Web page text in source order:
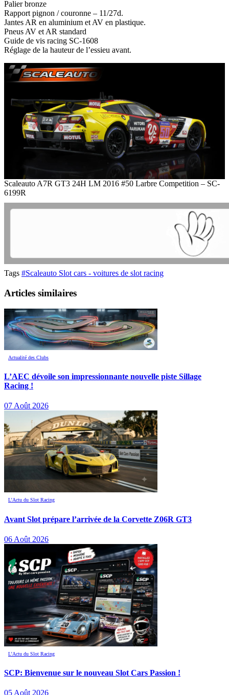
Palier bronze
Rapport pignon / couronne – 11/27d.
Jantes AR en aluminium et AV en plastique.
Pneus AV et AR standard
Guide de vis racing SC-1608
Réglage de la hauteur de l’essieu avant.
Scaleauto A7R GT3 24H LM 2016 #50 Larbre Competition – SC-
6199R
Tags #Scaleauto Slot cars - voitures de slot racing
Articles similaires
Actualité des Clubs
L’AEC dévoile son impressionnante nouvelle piste Sillage
Racing !
07 Août 2026
L’Actu du Slot Racing
Avant Slot prépare l’arrivée de la Corvette Z06R GT3
06 Août 2026
L’Actu du Slot Racing
SCP: Bienvenue sur le nouveau Slot Cars Passion !
05 Août 2026